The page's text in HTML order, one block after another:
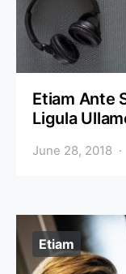
Etiam Ante
Ligula
June 28, 2018
Etiam